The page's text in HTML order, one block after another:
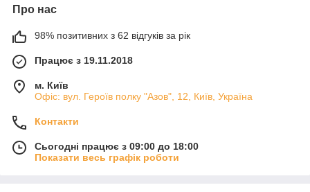
Про нас
98% позитивних з 62 відгуків за рік
Працює з 19.11.2018
м. Київ
Офіс: вул. Героїв полку "Азов", 12, Київ, Україна
Контакти
Сьогодні працює з 09:00 до 18:00
Показати весь графік роботи